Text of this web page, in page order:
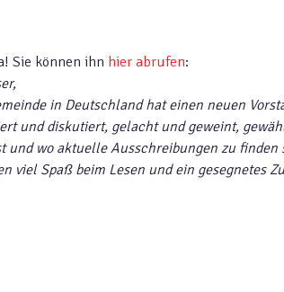
Sie können ihn hier abrufen:
in Deutschland hat einen neuen
und diskutiert, gelacht und geweint,
und wo aktuelle Ausschreibungen zu
viel Spaß beim Lesen und ein gesegnetes